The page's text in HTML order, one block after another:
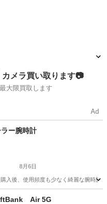
カメラ買い取ります📷
大限買取します
Ad
ー腕時計
8月6日
入後、使用頻度も少なく綺麗な腕時計
Air 5G